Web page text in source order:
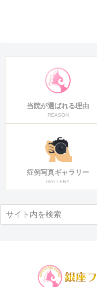
当院が選ばれる理由
REASON
症例写真ギャラリー
GALLERY